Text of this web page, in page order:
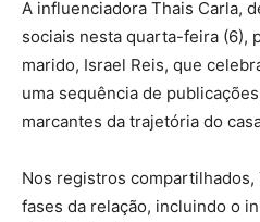
A influenciadora Thais Carla,
sociais nesta quarta-feira (6),
marido, Israel Reis, que
uma sequência de
marcantes da trajetória do
Nos registros
fases da relação, incluindo o